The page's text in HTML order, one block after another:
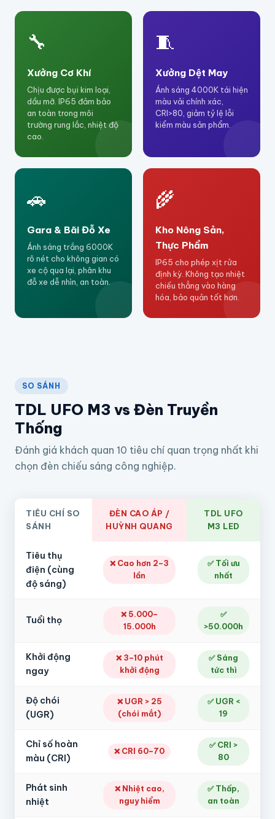
🔧
Xưởng Cơ Khí
Chịu được bụi kim loại,
dầu mỡ. IP65 đảm bảo
an toàn trong môi
trường rung lắc, nhiệt độ
cao.
🧵
Xưởng Dệt May
Ánh sáng 4000K tái hiện
màu vải chính xác,
CRI>80, giảm tỷ lệ lỗi
kiểm màu sản phẩm.
🚗
Gara & Bãi Đỗ Xe
Ánh sáng trắng 6000K
rõ nét cho không gian có
xe cộ qua lại, phân khu
đỗ xe dễ nhìn, an toàn.
🌾
Kho Nông Sản,
Thực Phẩm
IP65 cho phép xịt rửa
định kỳ. Không tạo nhiệt
chiếu thẳng vào hàng
hóa, bảo quản tốt hơn.
SO SÁNH
TDL UFO M3 vs Đèn Truyền
Thống
Đánh giá khách quan 10 tiêu chí quan trọng nhất khi
chọn đèn chiếu sáng công nghiệp.
TIÊU CHÍ SO
SÁNH
ĐÈN CAO ÁP /
HUỲNH QUANG
TDL UFO
M3 LED
Tiêu thụ
điện (cùng
độ sáng)
❌ Cao hơn 2–3
lần
✅ Tối ưu
nhất
Tuổi thọ
❌ 5.000–
15.000h
✅
>50.000h
Khởi động
ngay
❌ 3–10 phút
khởi động
✅ Sáng
tức thì
Độ chói
(UGR)
❌ UGR > 25
(chói mắt)
✅ UGR <
19
Chỉ số hoàn
màu (CRI)
❌ CRI 60–70
✅ CRI >
80
Phát sinh
nhiệt
❌ Nhiệt cao,
nguy hiểm
✅ Thấp,
an toàn